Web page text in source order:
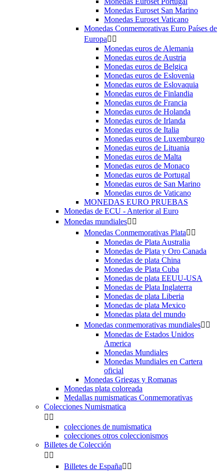
Monedas Euroset San Marino
Monedas Euroset Vaticano
Monedas Conmemorativas Euro Países de
Europa 
Monedas euros de Alemania
Monedas euros de Austria
Monedas euros de Belgica
Monedas euros de Eslovenia
Monedas euros de Eslovaquia
Monedas euros de Finlandia
Monedas euros de Francia
Monedas euros de Holanda
Monedas euros de Irlanda
Monedas euros de Italia
Monedas euros de Luxemburgo
Monedas euros de Lituania
Monedas euros de Malta
Monedas euros de Monaco
Monedas euros de Portugal
Monedas euros de San Marino
Monedas euros de Vaticano
MONEDAS EURO PRUEBAS
Monedas de ECU - Anterior al Euro
Monedas mundiales 
Monedas Conmemorativas Plata 
Monedas de Plata Australia
Monedas de Plata y Oro Canada
Monedas de plata China
Monedas de Plata Cuba
Monedas de plata EEUU-USA
Monedas de Plata Inglaterra
Monedas de plata Liberia
Monedas de plata Mexico
Monedas plata del mundo
Monedas conmemorativas mundiales 
Monedas de Estados Unidos
America
Monedas Mundiales
Monedas Mundiales en Cartera
oficial
Monedas Griegas y Romanas
Monedas plata coloreada
Medallas numismaticas Conmemorativas
Colecciones Numismatica
 
colecciones de numismatica
colecciones otros coleccionismos
Billetes de Colección
 
Billetes de España 